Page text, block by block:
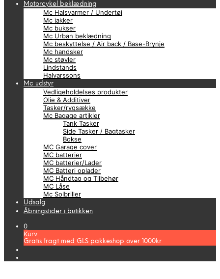
Motorcykel beklædning
Mc Halsvarmer / Undertøj
Mc jakker
Mc bukser
Mc Urban beklædning
Mc beskyttelse / Air back / Base-Brynje
Mc handsker
Mc støvler
Lindstands
Halvarssons
Mc udstyr
Vedligeholdelses produkter
Olie & Additiver
Tasker/rygsække
Mc Bagage artikler
Tank Tasker
Side Tasker / Bagtasker
Bokse
MC Garage cover
MC batterier
MC batterier/Lader
MC Batteri oplader
MC Håndtag og Tilbehør
MC Låse
Mc Solbriller
Udsalg
Åbningstider i butikken
0
Kurv
Gratis fragt med GLS pakkeshop over 1000kr